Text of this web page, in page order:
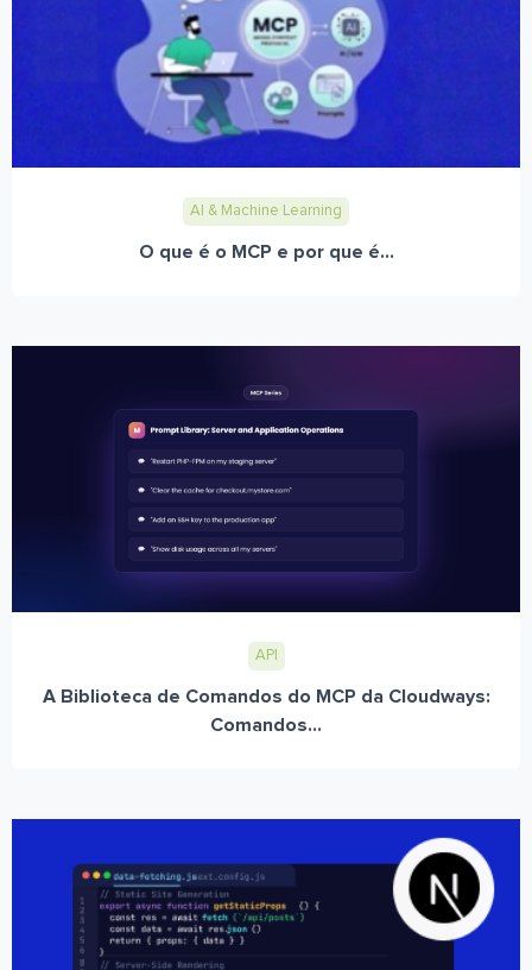
AI & Machine Learning
O que é o MCP e por que é...
API
A Biblioteca de Comandos do MCP da Cloudways:
Comandos...